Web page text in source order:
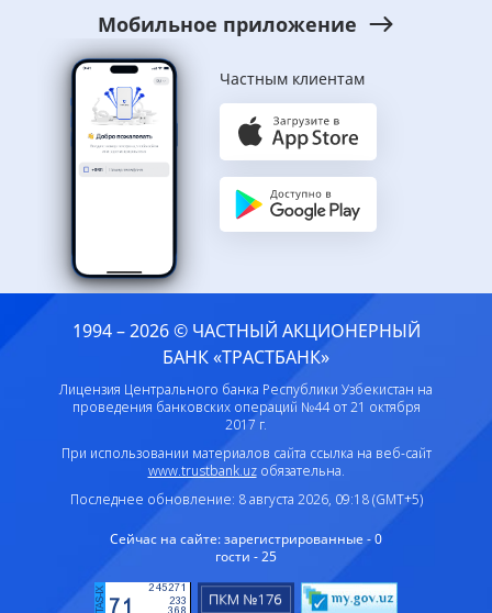
Мобильное приложение
Частным клиентам
1994 – 2026 © ЧАСТНЫЙ АКЦИОНЕРНЫЙ
БАНК «ТРАСТБАНК»
Лицензия Центрального банка Республики Узбекистан на
проведения банковских операций №44 от 21 октября
2017 г.
При использовании материалов сайта ссылка на веб-сайт
www.trustbank.uzобязательна.
Последнее обновление: 8 августа 2026, 09:18 (GMT+5)
Сейчас на сайте:зарегистрированные - 0
гости - 25